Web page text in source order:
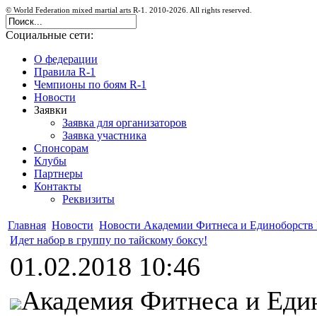
© World Federation mixed martial arts R-1. 2010-2026. All rights reserved.
Социальные сети:
О федерации
Правила R-1
Чемпионы по боям R-1
Новости
Заявки
Заявка для организаторов
Заявка участника
Спонсорам
Клубы
Партнеры
Контакты
Реквизиты
Главная Новости Новости Академии Фитнеса и Единоборств
Идет набор в группу по тайскому боксу!
01.02.2018 10:46
Академия Фитнеса и